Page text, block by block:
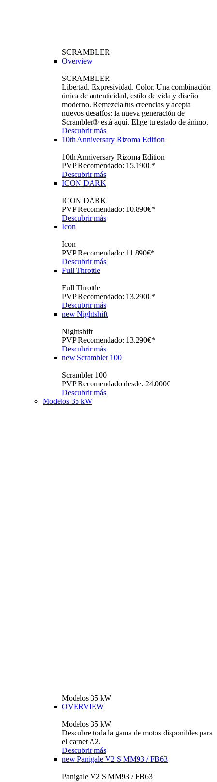
SCRAMBLER
Overview
SCRAMBLER
Libertad. Expresividad. Color. Una combinación
única de autenticidad, estilo de vida y diseño
moderno. Remezcla tus creencias y acepta
nuevos desafíos: la nueva generación de
Scrambler® está aquí. Elige tu estado de ánimo.
Descubrir más
10th Anniversary Rizoma Edition
10th Anniversary Rizoma Edition
PVP Recomendado: 15.190€*
Descubrir más
ICON DARK
ICON DARK
PVP Recomendado: 10.890€*
Descubrir más
Icon
Icon
PVP Recomendado: 11.890€*
Descubrir más
Full Throttle
Full Throttle
PVP Recomendado: 13.290€*
Descubrir más
new Nightshift
Nightshift
PVP Recomendado: 13.290€*
Descubrir más
new Scrambler 100
Scrambler 100
PVP Recomendado desde: 24.000€
Descubrir más
Modelos 35 kW
Modelos 35 kW
OVERVIEW
Modelos 35 kW
Descubre toda la gama de motos disponibles para
el carnet A2.
Descubrir más
new Panigale V2 S MM93 / FB63
Panigale V2 S MM93 / FB63